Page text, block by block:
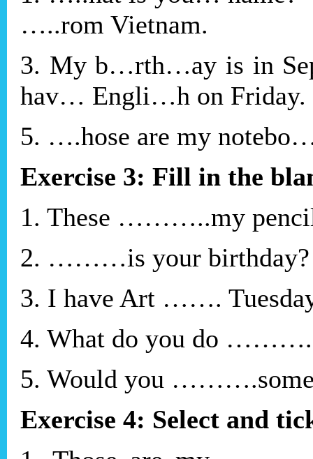
…..rom Vietnam.
3. My b…rth…ay
hav… Engli…h on Friday.
5. ….hose are my
Exercise 3: Fill in the
1. These ………..my
2. ………is your birthday?
3. I have Art …….
4. What do you do
5. Would you
Exercise 4: Select and